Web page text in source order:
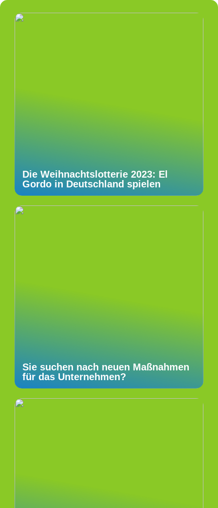
Die Weihnachtslotterie 2023: El
Gordo in Deutschland spielen
Sie suchen nach neuen Maßnahmen
für das Unternehmen?